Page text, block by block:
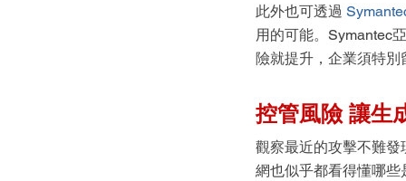
此外也可透過
用的可能。Symantec
險就提升，企業須特別
控管風險 讓生
觀察最近的攻擊不難
網也似乎都看得懂哪